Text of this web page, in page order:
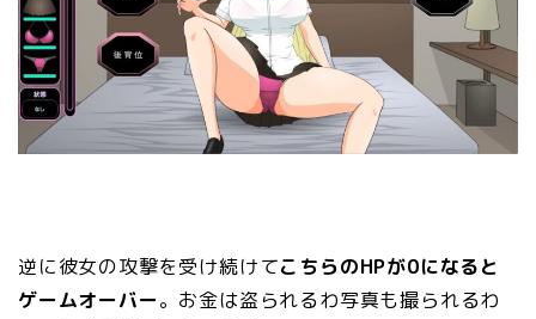
逆に彼女の攻撃を受け続けてこちらのHPが0になると
ゲームオーバー。お金は盗られるわ写真も撮られるわ